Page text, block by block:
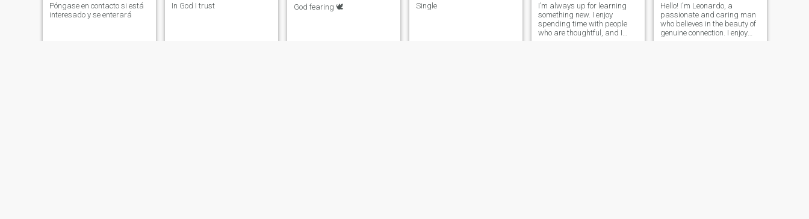
Póngase en contacto si está
interesado y se enterará
In God I trust
God fearing 🕊️
Single
I’m always up for learning
something new. I enjoy
spending time with people
who are thoughtful, and I
Hello! I'm Leonardo, a
passionate and caring man
who believes in the beauty of
genuine connection. I enjoy